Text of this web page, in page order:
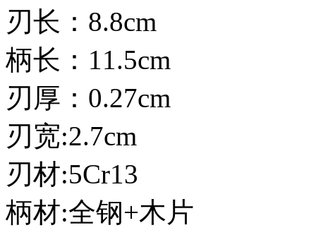
刃长：8.8cm
柄长：11.5cm
刃厚：0.27cm
刃宽:2.7cm
刃材:5Cr13
柄材:全钢+木片